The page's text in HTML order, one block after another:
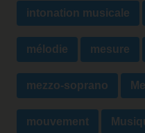
intonation musicale
mélodie mesure
mezzo-soprano
mouvement